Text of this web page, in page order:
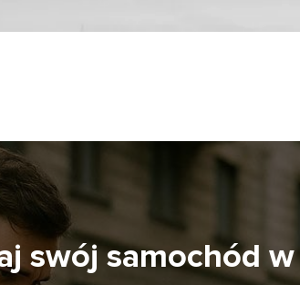
swój samochód w